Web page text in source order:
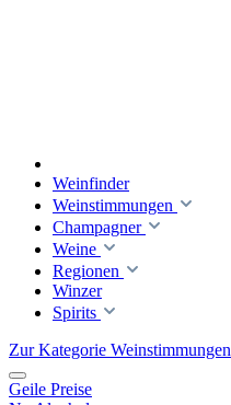
Weinfinder
Weinstimmungen
Champagner
Weine
Regionen
Winzer
Spirits
Zur Kategorie Weinstimmungen
Geile Preise